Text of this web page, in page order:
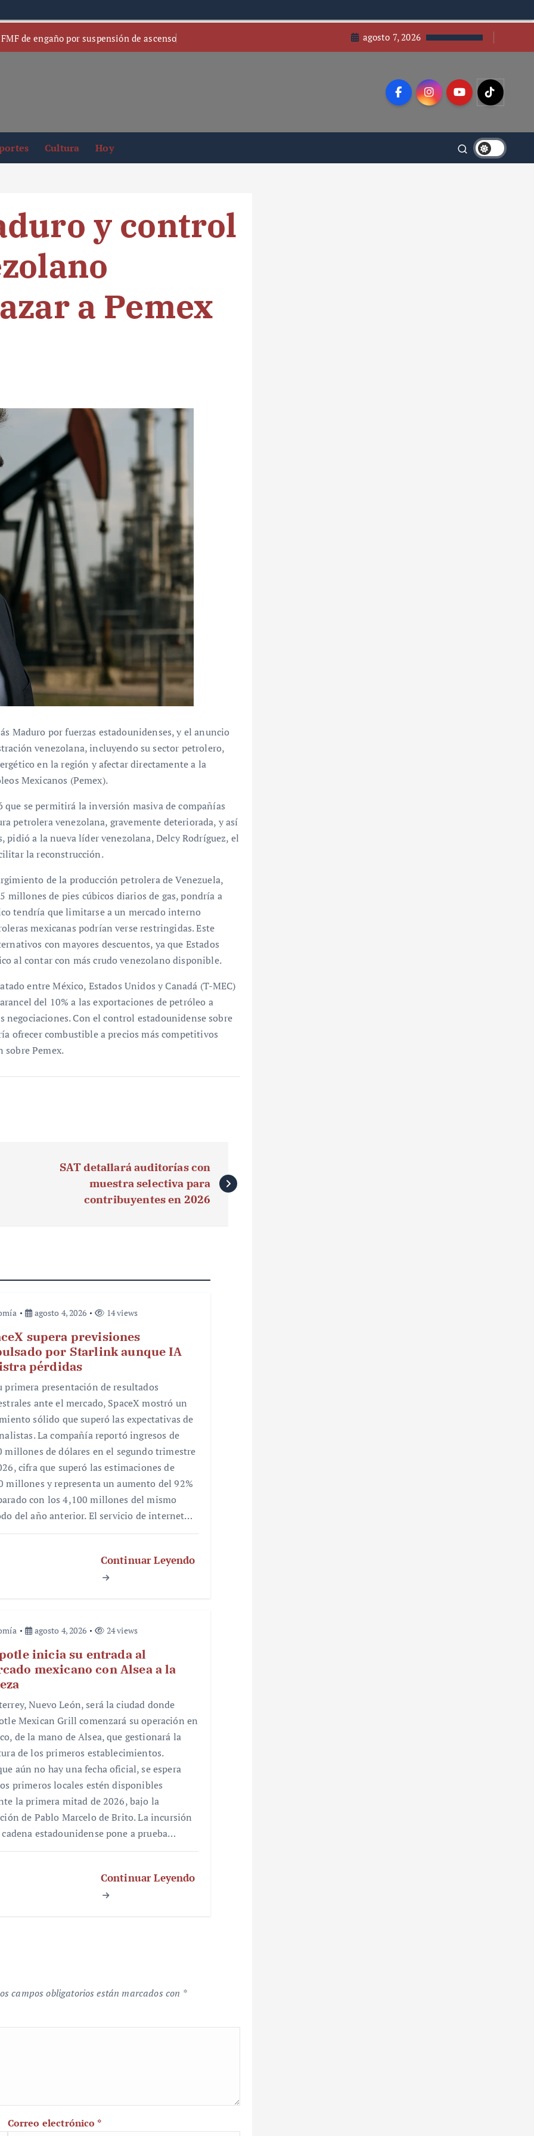
de engaño por suspensión de ascenso agosto 7, 2026
Cultura Hoy
y control
a Pemex
Maduro por fuerzas estadounidenses, y el anuncio
venezolana, incluyendo su sector petrolero,
en la región y afectar directamente a la
Mexicanos (Pemex).
se permitirá la inversión masiva de compañías
petrolera venezolana, gravemente deteriorada, y así
pidió a la nueva líder venezolana, Delcy Rodríguez, el
la reconstrucción.
de la producción petrolera de Venezuela,
de pies cúbicos diarios de gas, pondría a
tendría que limitarse a un mercado interno
mexicanas podrían verse restringidas. Este
con mayores descuentos, ya que Estados
al contar con más crudo venezolano disponible.
entre México, Estados Unidos y Canadá (T-MEC)
del 10% a las exportaciones de petróleo a
negociaciones. Con el control estadounidense sobre
ofrecer combustible a precios más competitivos
sobre Pemex.
SAT detallará auditorías con
muestra selectiva para
contribuyentes en 2026
agosto 4, 2026 14 views
supera previsiones
por Starlink aunque IA
pérdidas
primera presentación de resultados
ante el mercado, SpaceX mostró un
sólido que superó las expectativas de
La compañía reportó ingresos de
millones de dólares en el segundo trimestre
cifra que superó las estimaciones de
millones y representa un aumento del 92%
con los 4,100 millones del mismo
del año anterior. El servicio de internet…
Continuar Leyendo
agosto 4, 2026 24 views
inicia su entrada al
mexicano con Alsea a la
Nuevo León, será la ciudad donde
Mexican Grill comenzará su operación en
de la mano de Alsea, que gestionará la
de los primeros establecimientos.
aún no hay una fecha oficial, se espera
primeros locales estén disponibles
la primera mitad de 2026, bajo la
de Pablo Marcelo de Brito. La incursión
cadena estadounidense pone a prueba…
Continuar Leyendo
campos obligatorios están marcados con *
Correo electrónico *